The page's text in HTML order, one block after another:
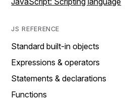
JS REFERENCE
Standard built-in objects
Expressions & operators
Statements & declarations
Functions